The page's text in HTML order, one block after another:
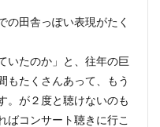
の田舎っぽい表現がたく
いたのか」と、往年の巨
もたくさんあって、もう
。が２度と聴けないのも
ばコンサート聴きに行こ